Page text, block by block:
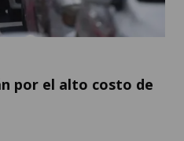
por el alto costo de